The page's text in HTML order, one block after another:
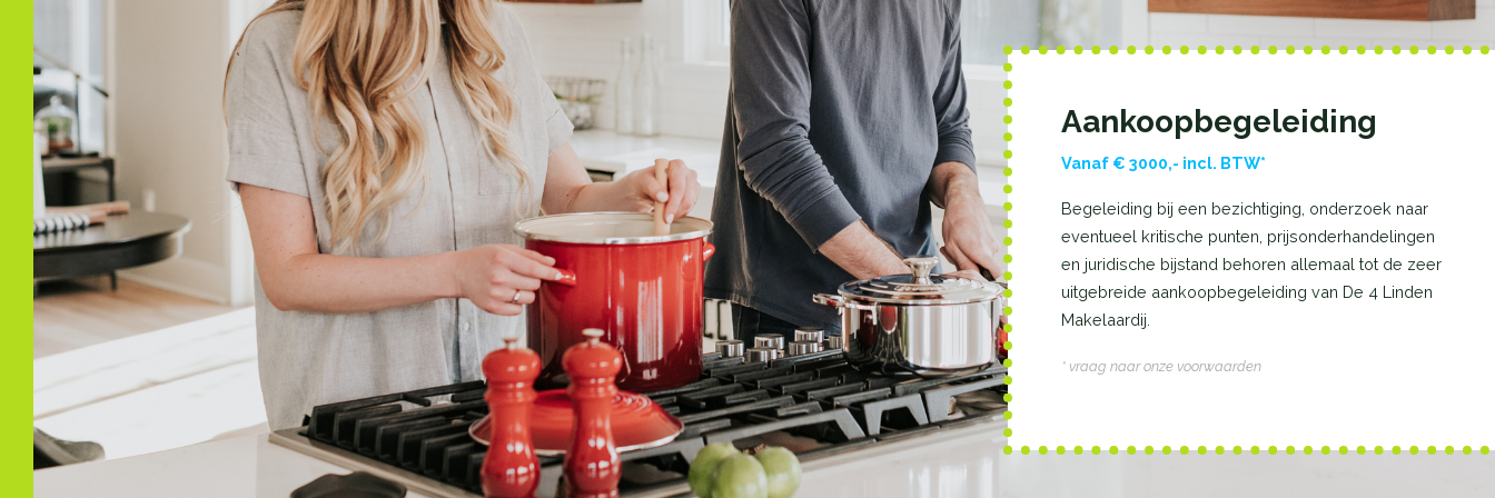
Aankoopbegeleiding
Vanaf € 3000,- incl. BTW*
Begeleiding bij een bezichtiging, onderzoek naar
eventueel kritische punten, prijsonderhandelingen
en juridische bijstand behoren allemaal tot de zeer
uitgebreide aankoopbegeleiding van De 4 Linden
Makelaardij.
* vraag naar onze voorwaarden